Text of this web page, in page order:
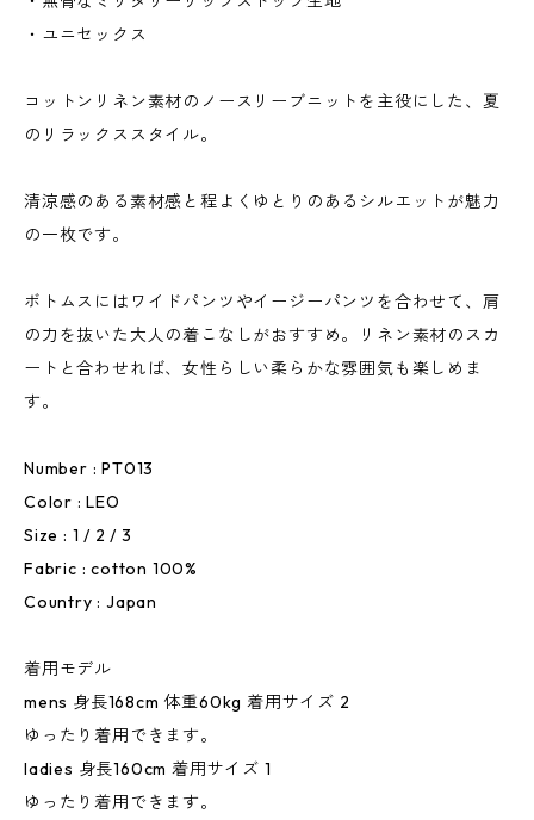
・ユニセックス
コットンリネン素材のノースリーブニットを主役にした、夏
のリラックススタイル。
清涼感のある素材感と程よくゆとりのあるシルエットが魅力
の一枚です。
ボトムスにはワイドパンツやイージーパンツを合わせて、肩
の力を抜いた大人の着こなしがおすすめ。リネン素材のスカ
ートと合わせれば、女性らしい柔らかな雰囲気も楽しめま
す。
Number : PT013
Color : LEO
Size : 1 / 2 / 3
Fabric : cotton 100%
Country : Japan
着用モデル
mens 身長168cm 体重60kg 着用サイズ 2
ゆったり着用できます。
ladies 身長160cm 着用サイズ 1
ゆったり着用できます。